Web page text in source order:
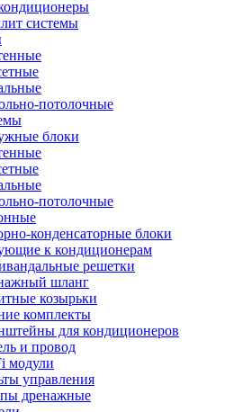
системы
потолочные
блоки
потолочные
конденсаторные блоки
к кондиционерам
решетки
шланг
козырьки
комплекты
для кондиционеров
и провод
модули
управления
дренажные